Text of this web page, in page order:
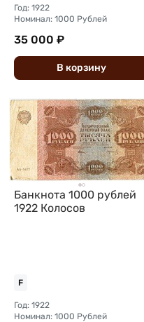
Год: 1922
Номинал: 1000 Рублей
35 000 ₽
В корзину
Банкнота 1000 рублей
1922 Колосов
F
Год: 1922
Номинал: 1000 Рублей